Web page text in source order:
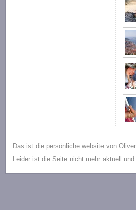
Das ist die persönliche website von
Leider ist die Seite nicht mehr aktuell